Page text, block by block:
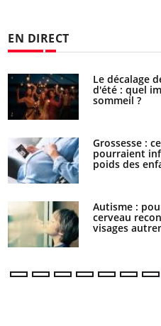
EN DIRECT
Le décalage
d'été : quel
sommeil ?
Grossesse :
pourraient
poids des
Autisme :
cerveau
visages